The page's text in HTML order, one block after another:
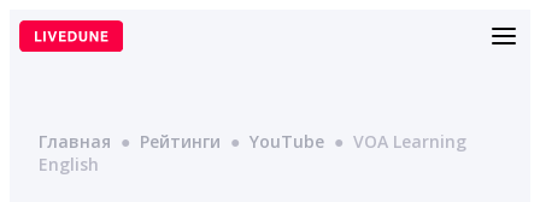
Перейти
Главная ● Рейтинги ● YouTube ● VOA Learning
English